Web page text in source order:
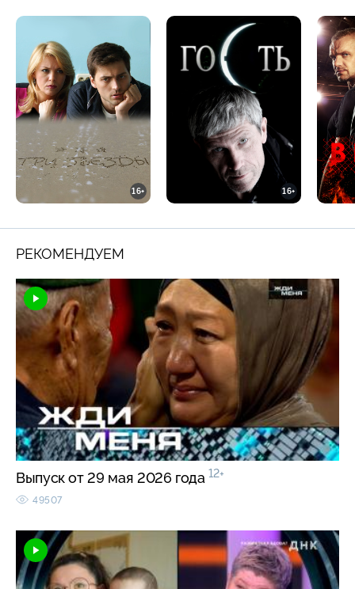
16+ 16+
РЕКОМЕНДУЕМ
Выпуск от 29 мая 2026 года 12+
49507